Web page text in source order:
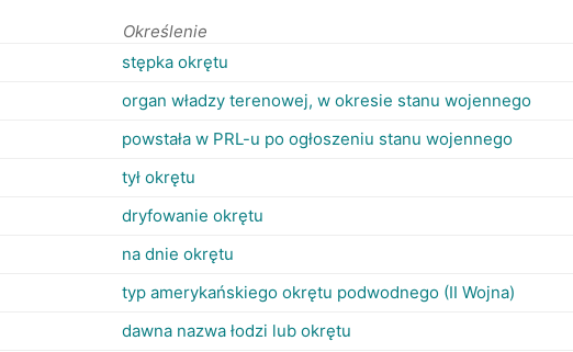
Określenie
stępka okrętu
organ władzy terenowej, w okresie stanu wojennego
powstała w PRL-u po ogłoszeniu stanu wojennego
tył okrętu
dryfowanie okrętu
na dnie okrętu
typ amerykańskiego okrętu podwodnego (II Wojna)
dawna nazwa łodzi lub okrętu